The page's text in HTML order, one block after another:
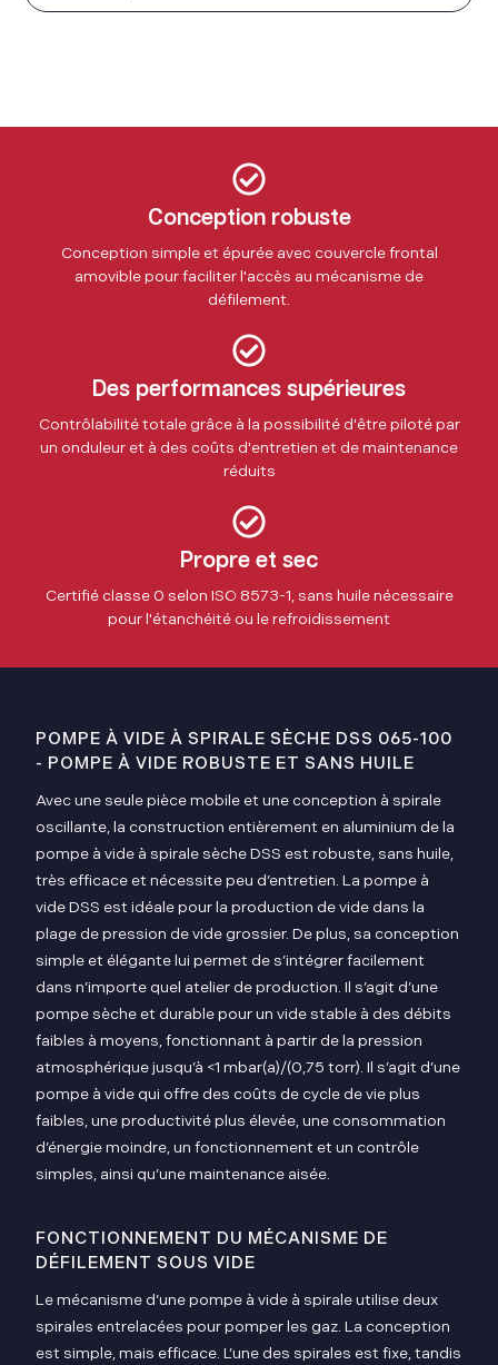
Conception robuste
Conception simple et épurée avec couvercle frontal
amovible pour faciliter l'accès au mécanisme de
défilement.
Des performances supérieures
Contrôlabilité totale grâce à la possibilité d'être piloté par
un onduleur et à des coûts d'entretien et de maintenance
réduits
Propre et sec
Certifié classe 0 selon ISO 8573-1, sans huile nécessaire
pour l'étanchéité ou le refroidissement
POMPE À VIDE À SPIRALE SÈCHE DSS 065-100
- POMPE À VIDE ROBUSTE ET SANS HUILE
Avec une seule pièce mobile et une conception à spirale
oscillante, la construction entièrement en aluminium de la
pompe à vide à spirale sèche DSS est robuste, sans huile,
très efficace et nécessite peu d’entretien. La pompe à
vide DSS est idéale pour la production de vide dans la
plage de pression de vide grossier. De plus, sa conception
simple et élégante lui permet de s’intégrer facilement
dans n’importe quel atelier de production. Il s’agit d’une
pompe sèche et durable pour un vide stable à des débits
faibles à moyens, fonctionnant à partir de la pression
atmosphérique jusqu’à <1 mbar(a)/(0,75 torr).Il s’agit d’une
pompe à vide qui offre des coûts de cycle de vie plus
faibles, une productivité plus élevée, une consommation
d’énergie moindre, un fonctionnement et un contrôle
simples, ainsi qu’une maintenance aisée.
FONCTIONNEMENT DU MÉCANISME DE
DÉFILEMENT SOUS VIDE
Le mécanisme d’une pompe à vide à spirale utilise deux
spirales entrelacées pour pomper les gaz. La conception
est simple, mais efficace. L’une des spirales est fixe, tandis